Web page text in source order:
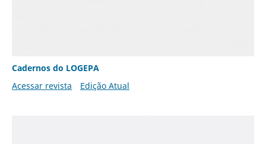
Cadernos do LOGEPA
Acessar revista
Edição Atual